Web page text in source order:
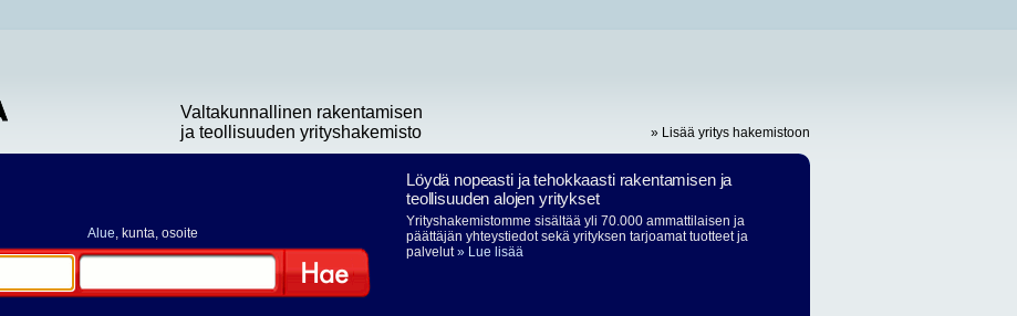
Valtakunnallinen rakentamisen
ja teollisuuden yrityshakemisto
» Lisää yritys hakemistoon
Alue, kunta, osoite
Löydä nopeasti ja tehokkaasti rakentamisen ja
teollisuuden alojen yritykset
Yrityshakemistomme sisältää yli 70.000 ammattilaisen ja
päättäjän yhteystiedot sekä yrityksen tarjoamat tuotteet ja
palvelut» Lue lisää